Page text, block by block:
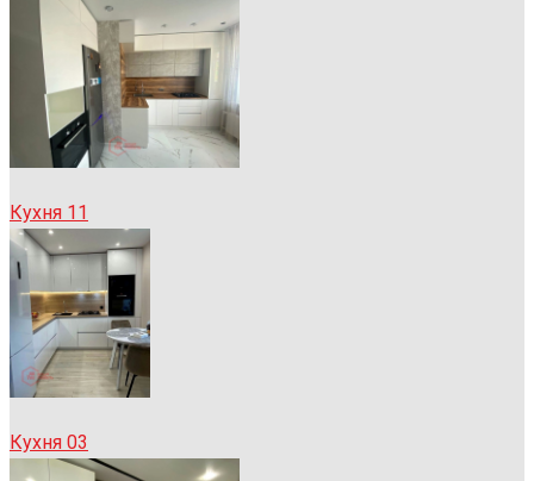
Кухня 11
Кухня 03